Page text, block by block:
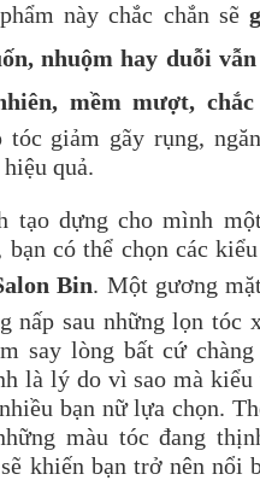
này chắc chắn sẽ
nhuộm hay duỗi
mềm mượt, chắc
giảm gãy rụng,
quả.
tạo dựng cho mình
bạn có thể chọn các
Bin. Một gương
nấp sau những lọn tóc
say lòng bất cứ
là lý do vì sao mà kiểu
bạn nữ lựa chọn.
màu tóc đang
khiến bạn trở nên nổi